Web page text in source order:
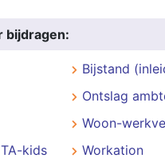
bijdragen:
Bijstand
Ontslag
Woon-
kids
Workation